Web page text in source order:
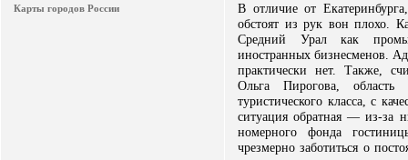
Карты городов России
В отличие от
обстоят из рук вон плохо.
Средний Урал как
иностранных бизнесменов.
практически нет. Также,
Ольга Пирогова, область
туристического класса, с
ситуация обратная — из-за
номерного фонда
чрезмерно заботиться о